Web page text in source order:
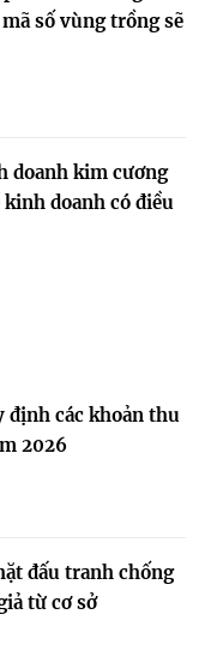
số vùng trồng sẽ
doanh kim cương
doanh có điều
định các khoản thu
2026
đấu tranh chống
từ cơ sở